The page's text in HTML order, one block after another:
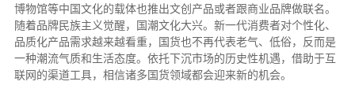
博物馆等中国文化的载体也推出文创产品或者跟商业品牌做联名。
随着品牌民族主义觉醒，国潮文化大兴。新一代消费者对个性化、
品质化产品需求越来越看重，国货也不再代表老气、低俗，反而是
一种潮流气质和生活态度。依托下沉市场的历史性机遇，借助于互
联网的渠道工具，相信诸多国货领域都会迎来新的机会。